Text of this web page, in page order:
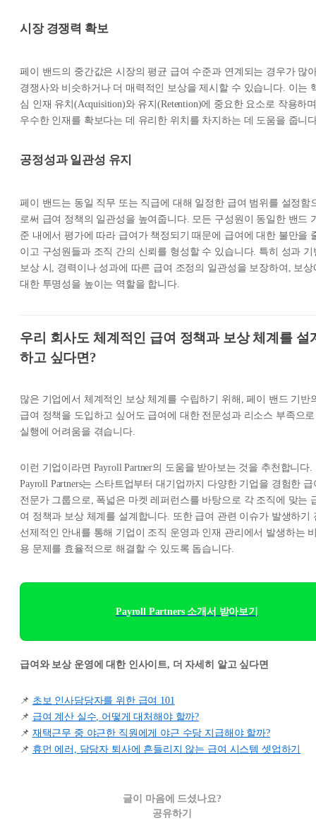
시장 경쟁력 확보
페이 밴드의 중간값은 시장의 평균 급여 수준과 연계되는 경우가 많
경쟁사와 비슷하거나 더 매력적인 보상을 제시할 수 있습니다. 이는
심 인재 유치(Acquisition)와 유지(Retention)에 중요한 요소로 작용하
우수한 인재를 확보다는 데 유리한 위치를 차지하는 데 도움을 줍니
공정성과 일관성 유지
페이 밴드는 동일 직무 또는 직급에 대해 일정한 급여 범위를 설정함
로써 급여 정책의 일관성을 높여줍니다. 모든 구성원이 동일한 밴드
준 내에서 평가에 따라 급여가 책정되기 때문에 급여에 대한 불만을
이고 구성원들과 조직 간의 신뢰를 형성할 수 있습니다. 특히 성과 기
보상 시, 경력이나 성과에 따른 급여 조정의 일관성을 보장하여, 보상
대한 투명성을 높이는 역할을 합니다.
우리 회사도 체계적인 급여 정책과 보상 체계를 설
하고 싶다면?
많은 기업에서 체계적인 보상 체계를 수립하기 위해, 페이 밴드 기반
급여 정책을 도입하고 싶어도 급여에 대한 전문성과 리소스 부족으로
실행에 어려움을 겪습니다.
이런 기업이라면 Payroll Partner의 도움을 받아보는 것을 추천합니다.
Payroll Partners는 스타트업부터 대기업까지 다양한 기업을 경험한 급
전문가 그룹으로, 폭넓은 마켓 레퍼런스를 바탕으로 각 조직에 맞는
여 정책과 보상 체계를 설계합니다. 또한 급여 관련 이슈가 발생하기
선제적인 안내를 통해 기업이 조직 운영과 인재 관리에서 발생하는
용 문제를 효율적으로 해결할 수 있도록 돕습니다.
Payroll Partners 소개서 받아보기
급여와 보상 운영에 대한 인사이트, 더 자세히 알고 싶다면
📌 초보 인사담당자를 위한 급여 101
📌 급여 계산 실수, 어떻게 대처해야 할까?
📌 재택근무 중 야근한 직원에게 야근 수당 지급해야 할까?
📌 휴먼 에러, 담당자 퇴사에 흔들리지 않는 급여 시스템 셋업하기
글이 마음에 드셨나요?
공유하기